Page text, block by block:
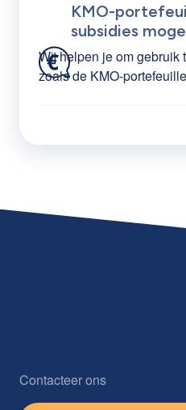
KMO-
subsidies
Wij helpen je om gebruik
zoals de KMO-
Contacteer ons